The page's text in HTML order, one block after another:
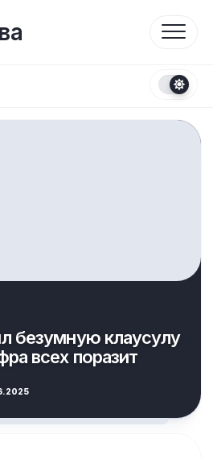
безумную клаусулу
всех поразит